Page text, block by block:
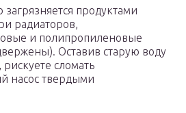
продуктами
радиаторов,
и полипропиленовые
Оставив старую воду
сломать
насос твердыми